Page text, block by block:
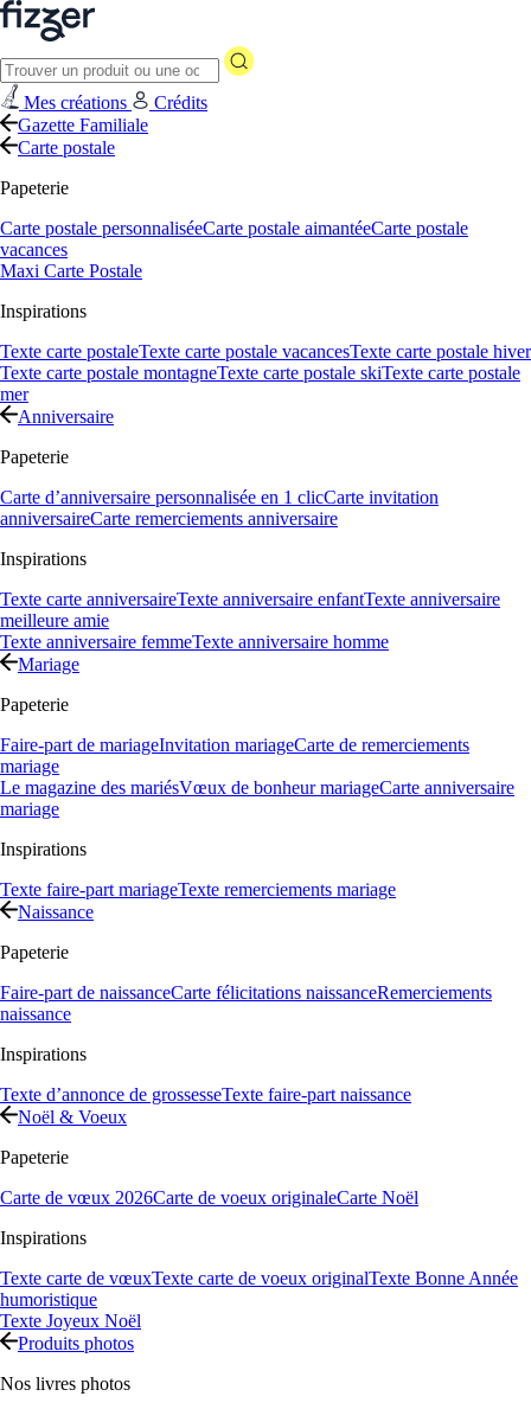
Mes créations
Crédits
Gazette Familiale
Carte postale
Papeterie
Carte postale personnaliséeCarte postale aimantéeCarte postale
vacances
Maxi Carte Postale
Inspirations
Texte carte postaleTexte carte postale vacancesTexte carte postale hiver
Texte carte postale montagneTexte carte postale skiTexte carte postale
mer
Anniversaire
Papeterie
Carte d’anniversaire personnalisée en 1 clicCarte invitation
anniversaireCarte remerciements anniversaire
Inspirations
Texte carte anniversaireTexte anniversaire enfantTexte anniversaire
meilleure amie
Texte anniversaire femmeTexte anniversaire homme
Mariage
Papeterie
Faire-part de mariageInvitation mariageCarte de remerciements
mariage
Le magazine des mariésVœux de bonheur mariageCarte anniversaire
mariage
Inspirations
Texte faire-part mariageTexte remerciements mariage
Naissance
Papeterie
Faire-part de naissanceCarte félicitations naissanceRemerciements
naissance
Inspirations
Texte d’annonce de grossesseTexte faire-part naissance
Noël & Voeux
Papeterie
Carte de vœux 2026Carte de voeux originaleCarte Noël
Inspirations
Texte carte de vœuxTexte carte de voeux originalTexte Bonne Année
humoristique
Texte Joyeux Noël
Produits photos
Nos livres photos